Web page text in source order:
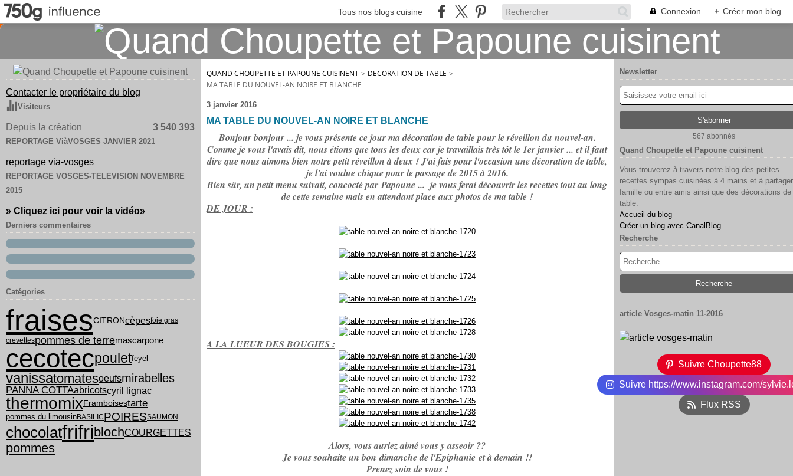
Tous nos blogs cuisine Connexion + Créer mon blog
Contacter le propriétaire du blog
Visiteurs
Depuis la création 3 540 393
REPORTAGE ViàVOSGES JANVIER 2021
reportage via-vosges
REPORTAGE VOSGES-TELEVISION NOVEMBRE
2015
» Cliquez ici pour voir la vidéo»
Derniers commentaires
Catégories
fraisesCITRONcèpesfoie gras
crevettespommes de terremascarpone
cecotecpouletfeyel
vanissatomatesoeufsmirabelles
PANNA COTTAabricotscyril lignac
thermomix Framboisestarte
pommes du limousinBASILICPOIRESSAUMON
chocolatfrifriblochCOURGETTES
pommes
QUAND CHOUPETTE ET PAPOUNE CUISINENT > DECORATION DE TABLE >
MA TABLE DU NOUVEL-AN NOIRE ET BLANCHE
3 janvier 2016
MA TABLE DU NOUVEL-AN NOIRE ET BLANCHE
Bonjour bonjour ... je vous présente ce jour ma décoration de table pour le réveillon du nouvel-an.
Comme je vous l'avais dit, nous étions que tous les deux car je travaillais très tôt le 1er janvier ... et il faut
dire que nous aimons bien notre petit réveillon à deux ! J'ai fais pour l'occasion une décoration de table,
je l'ai voulue chique pour le passage de 2015 à 2016.
Bien sûr, un petit menu suivait, concocté par Papoune ... je vous ferai découvrir les recettes tout au long
de cette semaine mais en attendant place aux photos de ma table !
DE JOUR :
A LA LUEUR DES BOUGIES :
Alors, vous auriez aimé vous y asseoir ??
Je vous souhaite un bon dimanche de l'Epiphanie et à demain !!
Prenez soin de vous !
Newsletter
567 abonnés
Quand Choupette et Papoune cuisinent
Vous trouverez à travers notre blog des petites
recettes sympas cuisinées à 4 mains et à
famille ou entre amis ainsi que des décorations de
table.
Accueil du blog
Créer un blog avec CanalBlog
Recherche
article Vosges-matin 11-2016
Suivre Choupette88
Suivre https://www.instagram.com/
Flux RSS